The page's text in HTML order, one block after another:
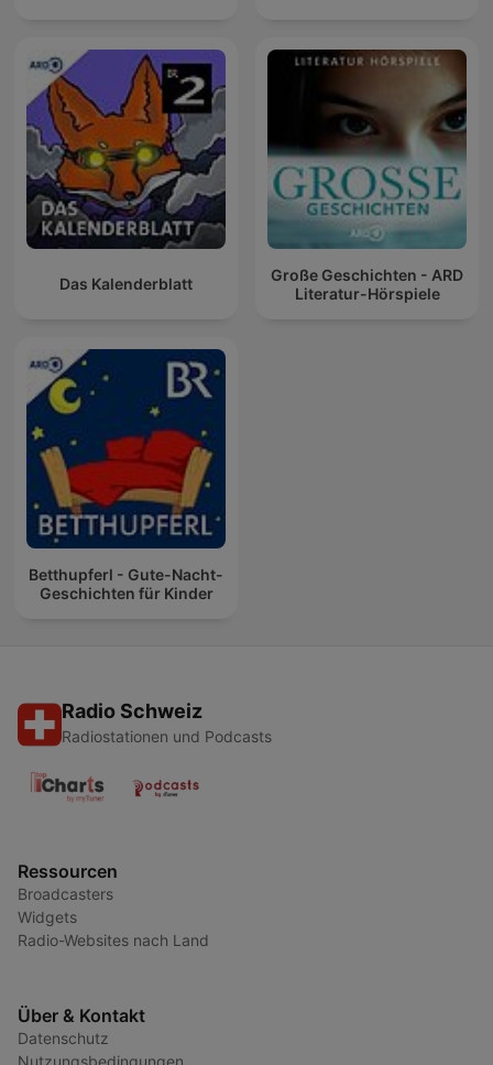
Das Kalenderblatt
Große Geschichten - ARD
Literatur-Hörspiele
Betthupferl - Gute-Nacht-
Geschichten für Kinder
Radio Schweiz
Radiostationen und Podcasts
Ressourcen
Broadcasters
Widgets
Radio-Websites nach Land
Über & Kontakt
Datenschutz